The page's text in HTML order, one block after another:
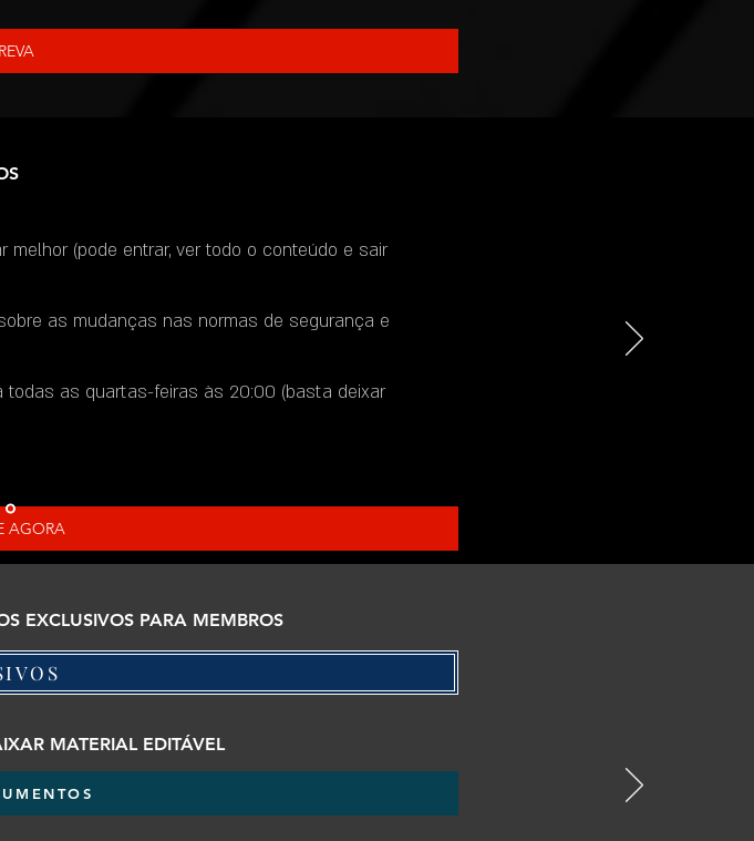
(pode entrar, ver todo o conteúdo e sair
as mudanças nas normas de segurança e
todas as quartas-feiras às 20:00 (basta deixar
AGORA
EXCLUSIVOS PARA MEMBROS
MATERIAL EDITÁVEL